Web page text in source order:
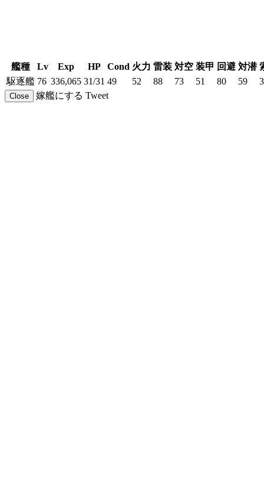
艦種 Lv Exp HP Cond 火力 雷装 対空 装甲 回避 対潜
駆逐艦 76 336,065 31/31 49 52 88 73 51 80 59
Close 嫁艦にする Tweet